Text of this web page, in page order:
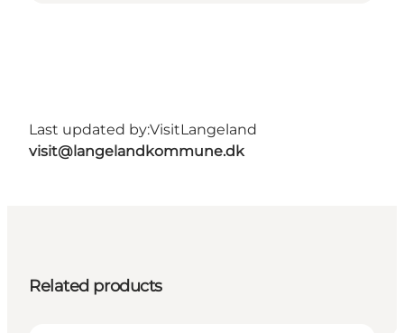
Last updated by:VisitLangeland
visit@langelandkommune.dk
Related products